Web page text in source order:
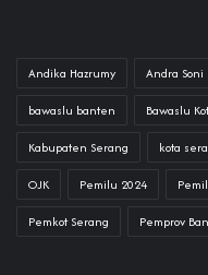
Andika Hazrumy Andra Soni
bawaslu banten Bawaslu
Kabupaten Serang kota
OJK Pemilu 2024
Pemkot Serang Pemprov